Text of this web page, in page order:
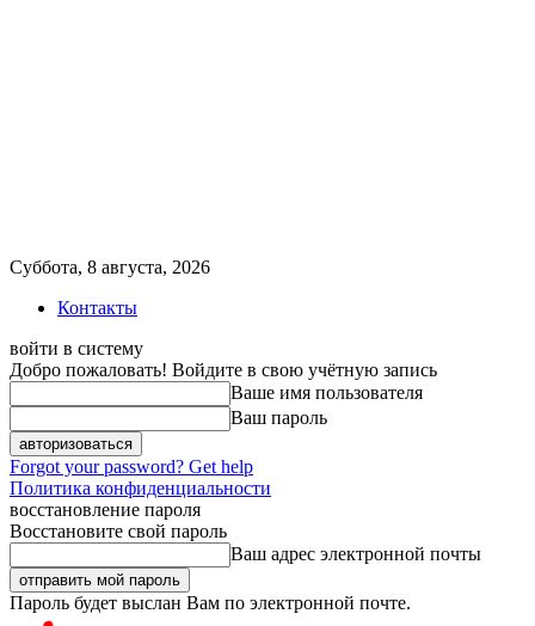
Суббота, 8 августа, 2026
Контакты
войти в систему
Добро пожаловать! Войдите в свою учётную запись
Ваше имя пользователя
Ваш пароль
Forgot your password? Get help
Политика конфиденциальности
восстановление пароля
Восстановите свой пароль
Ваш адрес электронной почты
Пароль будет выслан Вам по электронной почте.